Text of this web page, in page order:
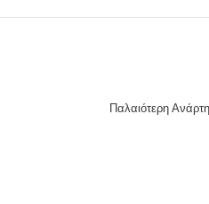
Παλαιότερη